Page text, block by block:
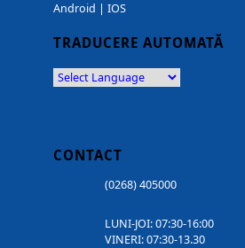
Android | IOS
TRADUCERE AUTOMATĂ
CONTACT
(0268) 405000
LUNI-JOI: 07:30-16:00
VINERI: 07:30-13.30